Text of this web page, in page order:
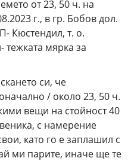
от 23, 50 ч. на
г., в гр. Бобов дол.
Кюстендил, т. о.
тежката мярка за
си, че
/ около 23, 50 ч.
вещи на стойност 40
с намерение
като го е заплашил с
ми парите, иначе ще те